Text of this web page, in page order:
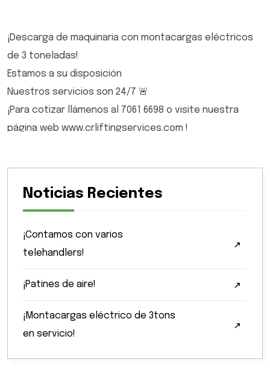
¡Descarga de maquinaria con montacargas eléctricos
de 3 toneladas!
Estamos a su disposición
Nuestros servicios son 24/7 🚨
¡Para cotizar llámenos al 7061 6698 o visite nuestra
página web www.crliftingservices.com !
Noticias Recientes
¡Contamos con varios
telehandlers!
¡Patines de aire!
¡Montacargas eléctrico de 3tons
en servicio!